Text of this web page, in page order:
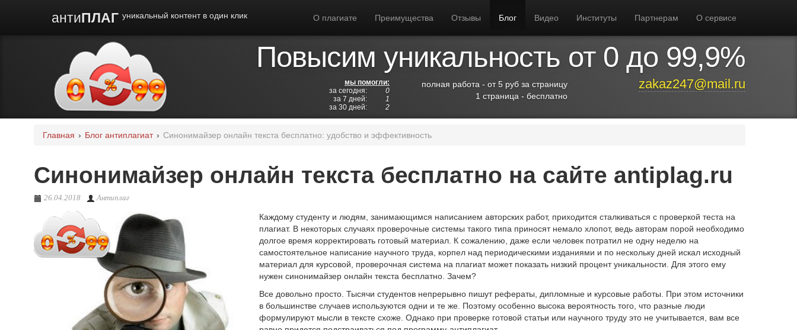
антиПЛАГ уникальный контент в один клик О плагиате Преимущества Отзывы Блог Видео Институты Партнерам О сервисе
Повысим уникальность от 0 до 99,9%
мы помогли:
за сегодня:
0
за 7 дней:
1
за 30 дней:
2
полная работа - от 5 руб за страницу
1 страница - бесплатно
zakaz247@mail.ru
Главная › Блог антиплагиат › Синонимайзер онлайн текста бесплатно: удобство и эффективность
Синонимайзер онлайн текста бесплатно на сайте antiplag.ru
26.04.2018 Антиплаг
Каждому студенту и людям, занимающимся написанием авторских работ, приходится сталкиваться с проверкой теста на
плагиат. В некоторых случаях проверочные системы такого типа приносят немало хлопот, ведь авторам порой необходимо
долгое время корректировать готовый материал. К сожалению, даже если человек потратил не одну неделю на
самостоятельное написание научного труда, корпел над периодическими изданиями и по нескольку дней искал исходный
материал для курсовой, проверочная система на плагиат может показать низкий процент уникальности. Для этого ему
нужен синонимайзер онлайн текста бесплатно. Зачем?
Все довольно просто. Тысячи студентов непрерывно пишут рефераты, дипломные и курсовые работы. При этом источники
в большинстве случаев используются одни и те же. Поэтому особенно высока вероятность того, что разные люди
формулируют мысли в тексте схоже. Однако при проверке готовой статьи или научного труду это не учитывается, вам все